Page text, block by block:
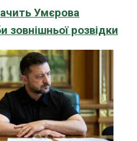
Умєрова
зовнішньої розвідки